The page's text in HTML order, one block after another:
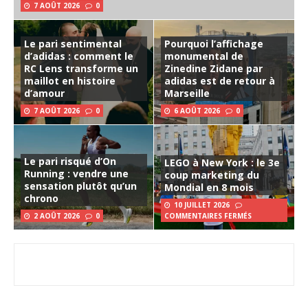
7 AOÛT 2026 0
Le pari sentimental
d’adidas : comment le
RC Lens transforme un
maillot en histoire
d’amour
7 AOÛT 2026 0
Pourquoi l’affichage
monumental de
Zinedine Zidane par
adidas est de retour à
Marseille
6 AOÛT 2026 0
Le pari risqué d’On
Running : vendre une
sensation plutôt qu’un
chrono
2 AOÛT 2026 0
LEGO à New York : le 3e
coup marketing du
Mondial en 8 mois
10 JUILLET 2026
COMMENTAIRES FERMÉS